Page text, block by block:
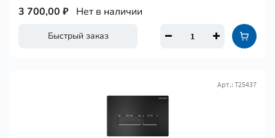
Быстрый заказ
3 700,00 ₽ Нет в наличии
Арт.: Т25437